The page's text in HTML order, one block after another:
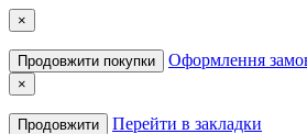
×
Продовжити покупки Оформлення
×
Продовжити Перейти в закладки